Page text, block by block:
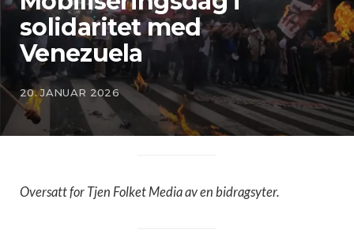
solidaritet med
Venezuela
20. JANUAR 2026
Oversatt for Tjen Folket Media av en bidragsyter.